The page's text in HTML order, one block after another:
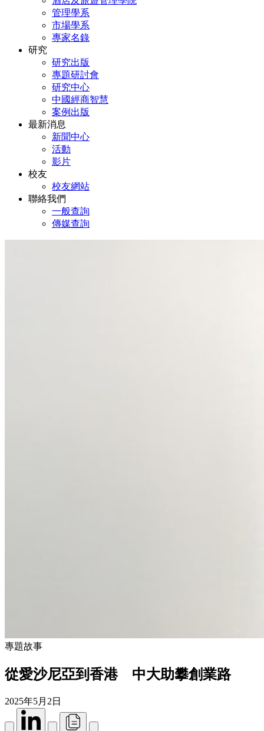
管理學系
市場學系
專家名錄
研究
研究出版
專題研討會
研究中心
中國經商智慧
案例出版
最新消息
新聞中心
活動
影片
校友
校友網站
聯絡我們
一般查詢
傳媒查詢
專題故事
從愛沙尼亞到香港 中大助攀創業路
2025年5月2日